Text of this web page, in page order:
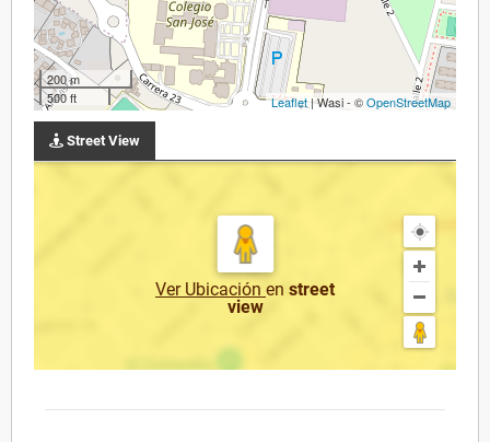
200 m
500 ft
Leaflet| Wasi - ©OpenStreetMap
Street View
Ver Ubicación en street
view